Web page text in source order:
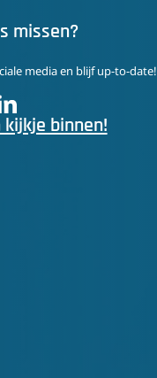
missen?
media en blijf up-to-date!
kijkje binnen!